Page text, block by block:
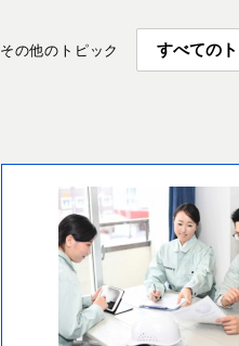
その他のトピック